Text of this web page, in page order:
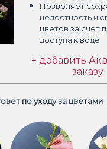
Позволяет
целостность и
цветов за счет
доступа к воде
+ добавить
заказу
по уходу за цветами